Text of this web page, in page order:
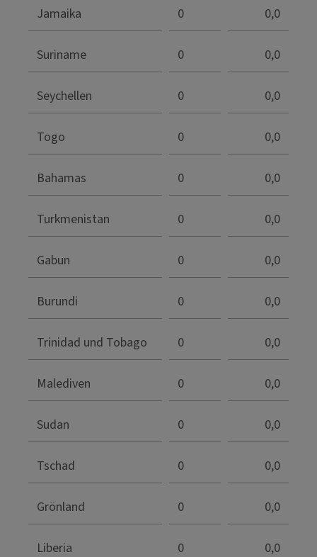
Jamaika 0 0,0
Suriname 0 0,0
Seychellen 0 0,0
Togo 0 0,0
Bahamas 0 0,0
Turkmenistan 0 0,0
Gabun 0 0,0
Burundi 0 0,0
Trinidad und Tobago 0 0,0
Malediven 0 0,0
Sudan 0 0,0
Tschad 0 0,0
Grönland 0 0,0
Liberia 0 0,0